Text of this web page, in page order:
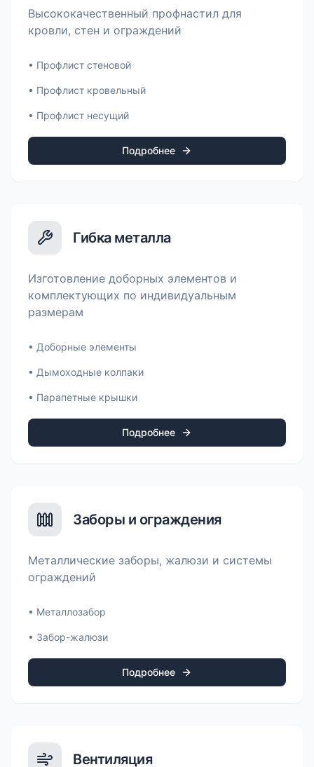
Высококачественный профнастил для
кровли, стен и ограждений
• Профлист стеновой
• Профлист кровельный
• Профлист несущий
Подробнее
Гибка металла
Изготовление доборных элементов и
комплектующих по индивидуальным
размерам
• Доборные элементы
• Дымоходные колпаки
• Парапетные крышки
Подробнее
Заборы и ограждения
Металлические заборы, жалюзи и системы
ограждений
• Металлозабор
• Забор-жалюзи
Подробнее
Вентиляция